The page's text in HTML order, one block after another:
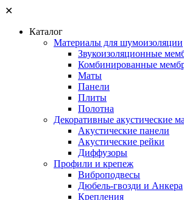
✕
Каталог
Материалы для шумоизоляции
Звукоизоляционные
Комбинированные
Маты
Панели
Плиты
Полотна
Декоративные акустические
Акустические панели
Акустические рейки
Диффузоры
Профили и крепеж
Виброподвесы
Дюбель-гвозди и Анкера
Крепления